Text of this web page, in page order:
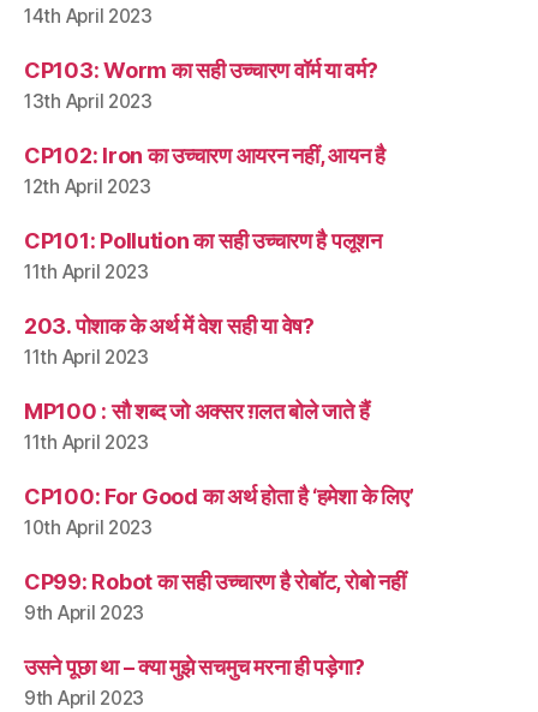
14th April 2023
CP103: Worm का सही उच्चारण वॉर्म या वर्म?
13th April 2023
CP102: Iron का उच्चारण आयरन नहीं, आयन है
12th April 2023
CP101: Pollution का सही उच्चारण है पलूशन
11th April 2023
203. पोशाक के अर्थ में वेश सही या वेष?
11th April 2023
MP100 : सौ शब्द जो अक्सर ग़लत बोले जाते हैं
11th April 2023
CP100: For Good का अर्थ होता है ‘हमेशा के लिए’
10th April 2023
CP99: Robot का सही उच्चारण है रोबॉट, रोबो नहीं
9th April 2023
उसने पूछा था – क्या मुझे सचमुच मरना ही पड़ेगा?
9th April 2023